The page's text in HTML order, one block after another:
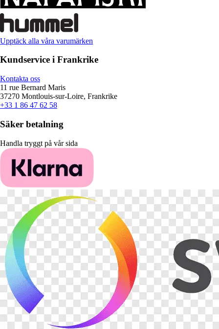
Upptäck alla våra varumärken
Kundservice i Frankrike
Kontakta oss
11 rue Bernard Maris
37270 Montlouis-sur-Loire, Frankrike
+33 1 86 47 62 58
Säker betalning
Handla tryggt på vår sida